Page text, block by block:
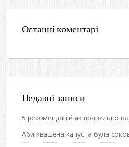
Останні коментарі
Недавні записи
5 рекомендацій як правильно
Аби квашена капуста була